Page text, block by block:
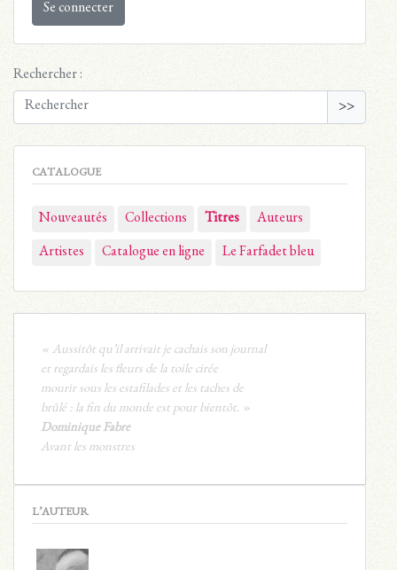
Se connecter
Rechercher :
>>
CATALOGUE
Nouveautés Collections Titres Auteurs
Artistes Catalogue en ligne Le Farfadet bleu
« Aussitôt qu’il arrivait je cachais son journal
et regardais les fleurs de la toile cirée
mourir sous les estafilades et les taches de
brûlé : la fin du monde est pour bientôt. »
Dominique Fabre
Avant les monstres
L’AUTEUR